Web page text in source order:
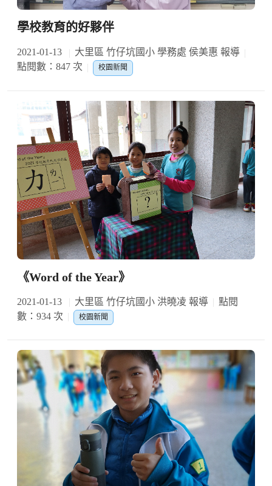
學校教育的好夥伴
2021-01-13
大里區 竹仔坑國小 學務處 侯美惠 報導
點閱數：847 次
校園新聞
《Word of the Year》
2021-01-13 大里區 竹仔坑國小 洪曉凌 報導
點閱
數：934 次
校園新聞